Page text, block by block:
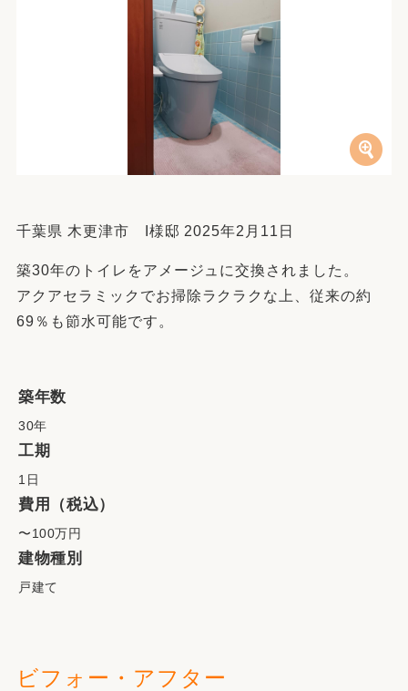
千葉県 木更津市 I様邸 2025年2月11日
築30年のトイレをアメージュに交換されました。
アクアセラミックでお掃除ラクラクな上、従来の約
69％も節水可能です。
築年数
30年
工期
1日
費用（税込）
〜100万円
建物種別
戸建て
ビフォー・アフター